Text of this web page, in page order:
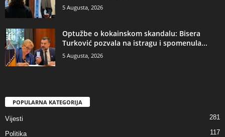
5 Augusta, 2026
​Optužbe o kokainskom skandalu: Bisera
Turković pozvala na istragu i spomenula...
5 Augusta, 2026
POPULARNA KATEGORIJA
Vijesti 281
Politika 117